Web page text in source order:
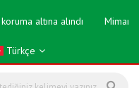
altına alındı
Türkçe